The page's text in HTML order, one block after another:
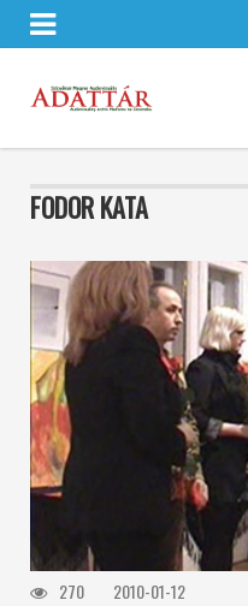
FODOR KATA
270 2010-01-12